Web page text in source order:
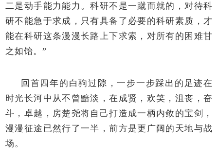
二是动手能力能力。科研不是一蹴而就的，对待科
研不能急于求成，只有具备了必要的科研素质，才
能在科研这条漫漫长路上下求索，对所有的困难甘
之如饴。”
回首四年的白驹过隙，一步一步踩出的足迹在
时光长河中从不曾黯淡，在成贤，欢笑，沮丧，奋
斗，卓越，房楚尧将自己打造成一柄内敛的宝剑，
漫漫征途已然行了一半，前方是更广阔的天地与战
场。